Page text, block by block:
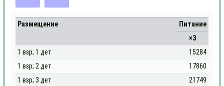
Размещение
Питание
×3
1 взр; 1 дет
15284
1 взр; 2 дет
17860
1 взр; 3 дет
21749